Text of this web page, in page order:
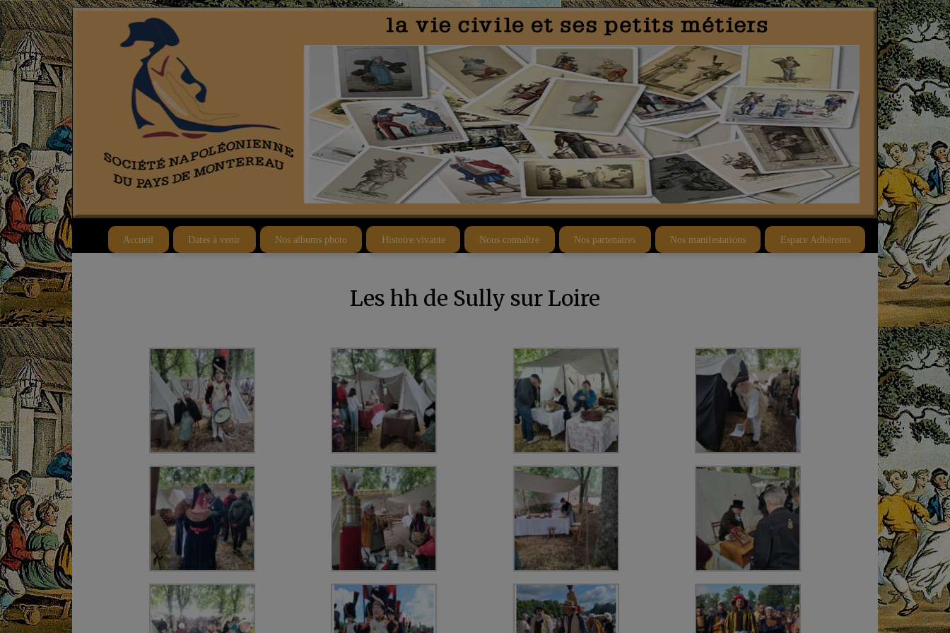
Accueil Dates à venir Nos albums photo Histoire vivante Nous connaître Nos partenaires Nos manifestations Espace Adhérents
Les hh de Sully sur Loire